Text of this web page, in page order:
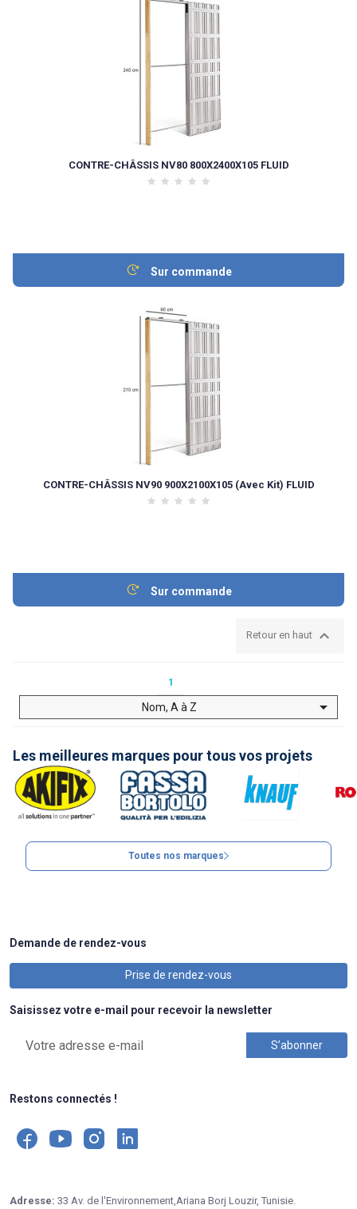
CONTRE-CHÂSSIS NV80 800X2400X105 FLUID
Sur commande
CONTRE-CHÂSSIS NV90 900X2100X105 (Avec Kit) FLUID
Sur commande
Retour en haut 
1
Nom, A à Z 
Les meilleures marques pour tous vos projets
Toutes nos marques
Demande de rendez-vous
Prise de rendez-vous
Saisissez votre e-mail pour recevoir la newsletter
Restons connectés !
Adresse: 33 Av. de l'Environnement,Ariana Borj Louzir, Tunisie.